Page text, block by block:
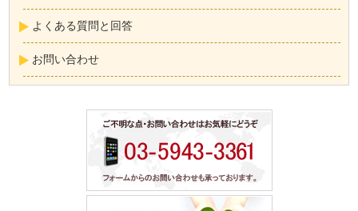
よくある質問と回答
お問い合わせ